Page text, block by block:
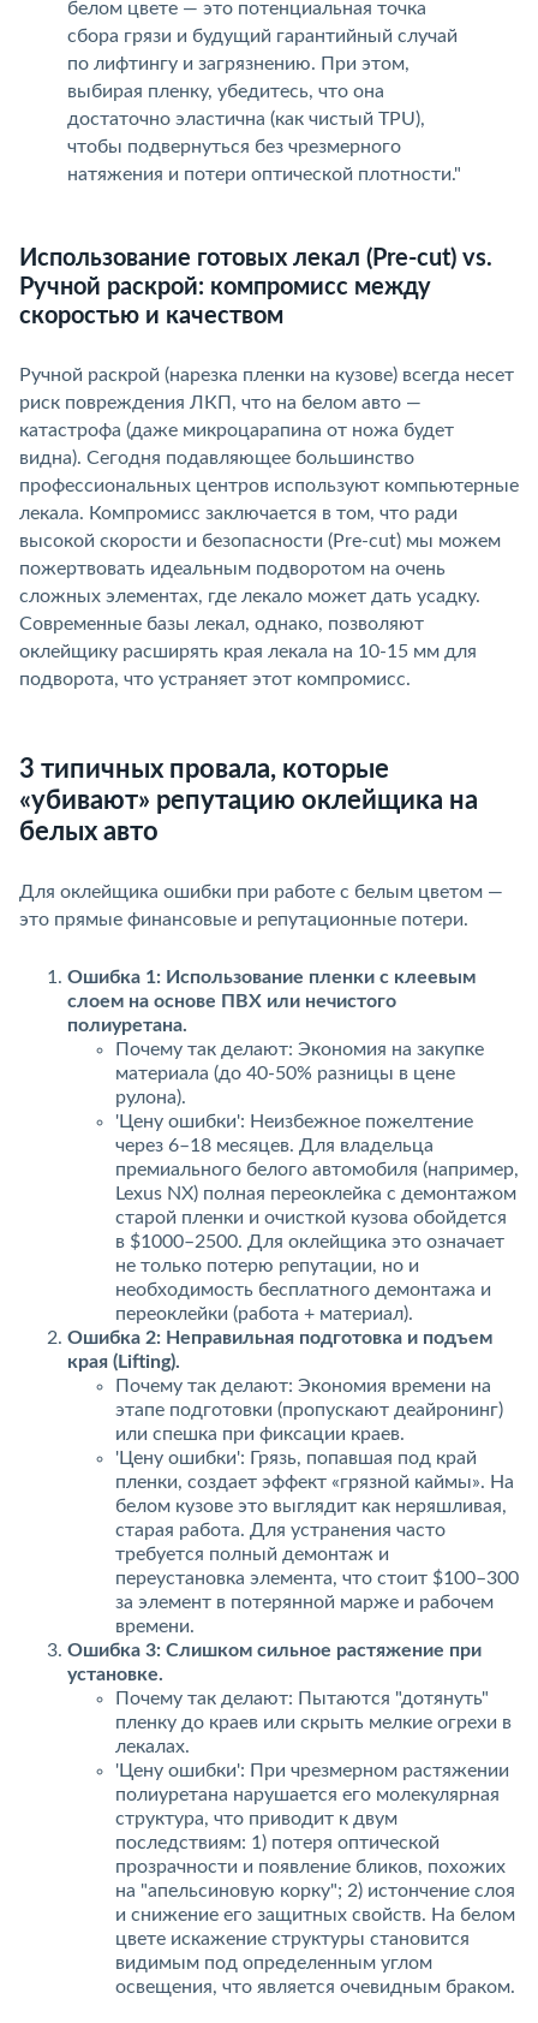
елом цвете — это потенциальная точка
сбора грязи и будущий гарантийный случай
по лифтингу и загрязнению. При этом,
ыбирая пленку, убедитесь, что она
достаточно эластична (как чистый TPU),
чтобы подвернуться без чрезмерного
натяжения и потери оптической плотности."
Использование готовых лекал (Pre-cut) vs.
Ручной раскрой: компромисс между
скоростью и качеством
Ручной раскрой (нарезка пленки на кузове) всегда несет
риск повреждения ЛКП, что на белом авто —
катастрофа (даже микроцарапина от ножа будет
идна). Сегодня подавляющее большинство
профессиональных центров используют компьютерные
лекала. Компромисс заключается в том, что ради
ысокой скорости и безопасности (Pre-cut) мы можем
пожертвовать идеальным подворотом на очень
сложных элементах, где лекало может дать усадку.
Современные базы лекал, однако, позволяют
оклейщику расширять края лекала на 10-15 мм для
подворота, что устраняет этот компромисс.
3 типичных провала, которые
«убивают» репутацию оклейщика на
елых авто
Для оклейщика ошибки при работе с белым цветом —
это прямые финансовые и репутационные потери.
Ошибка 1: Использование пленки с клеевым
слоем на основе ПВХ или нечистого
полиуретана.
Почему так делают: Экономия на закупке
материала (до 40-50% разницы в цене
рулона).
'Цену ошибки': Неизбежное пожелтение
через 6–18 месяцев. Для владельца
премиального белого автомобиля (например,
Lexus NX) полная переоклейка с демонтажом
старой пленки и очисткой кузова обойдется
$1000–2500. Для оклейщика это означает
не только потерю репутации, но и
необходимость бесплатного демонтажа и
переоклейки (работа + материал).
Ошибка 2: Неправильная подготовка и подъем
края (Lifting).
Почему так делают: Экономия времени на
этапе подготовки (пропускают деайронинг)
или спешка при фиксации краев.
'Цену ошибки': Грязь, попавшая под край
пленки, создает эффект «грязной каймы». На
елом кузове это выглядит как неряшливая,
старая работа. Для устранения часто
требуется полный демонтаж и
переустановка элемента, что стоит $100–300
за элемент в потерянной марже и рабочем
ремени.
Ошибка 3: Слишком сильное растяжение при
установке.
Почему так делают: Пытаются "дотянуть"
пленку до краев или скрыть мелкие огрехи
лекалах.
'Цену ошибки': При чрезмерном растяжении
полиуретана нарушается его молекулярная
структура, что приводит к двум
последствиям: 1) потеря оптической
прозрачности и появление бликов, похожих
на "апельсиновую корку"; 2) истончение слоя
и снижение его защитных свойств. На белом
цвете искажение структуры становится
идимым под определенным углом
освещения, что является очевидным браком.